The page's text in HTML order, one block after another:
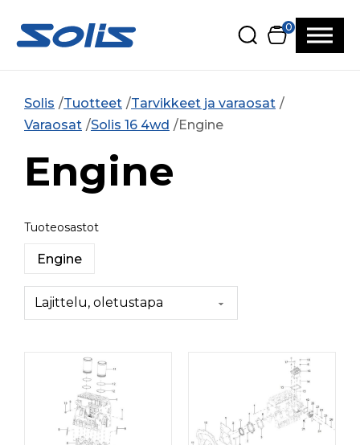
0
Solis Tuotteet
Tarvikkeet ja varaosat
Varaosat Solis 16 4wd Engine
Engine
Tuoteosastot
Engine